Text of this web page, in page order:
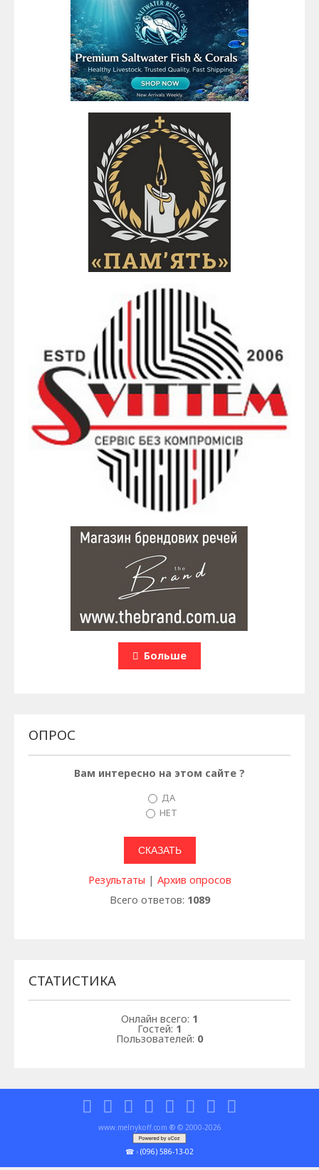
Больше
ОПРОС
Вам интересно на этом сайте ?
ДА
НЕТ
Результаты | Архив опросов
Всего ответов: 1089
СТАТИСТИКА
Онлайн всего: 1
Гостей: 1
Пользователей: 0
www.melnykoff.com ® © 2000-2026
☎ › (096) 586-13-02